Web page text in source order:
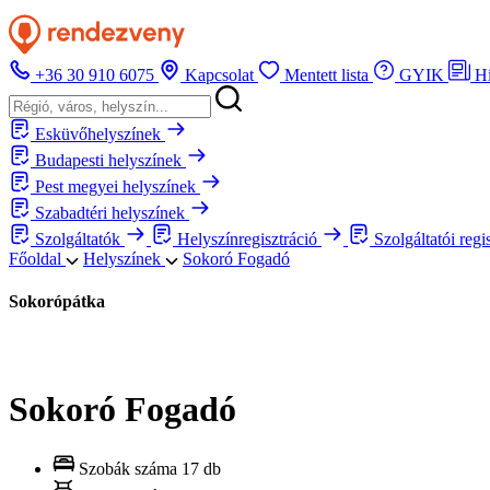
+36 30 910 6075 Kapcsolat Mentett lista GYIK
Esküvőhelyszínek
Budapesti helyszínek
Pest megyei helyszínek
Szabadtéri helyszínek
Szolgáltatók
Helyszínregisztráció Szolgáltatói
Főoldal
Helyszínek Sokoró Fogadó
Sokorópátka
Sokoró Fogadó
Szobák száma 17 db